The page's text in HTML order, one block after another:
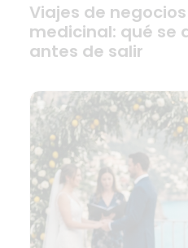
Viajes de
medicinal: qué se
antes de salir